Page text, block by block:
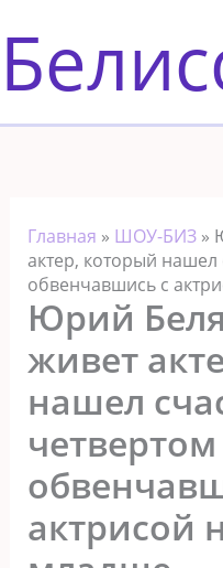
к
содержимому
Главная » ШОУ-БИЗ»
актер, который нашел
обвенчавшись с
Юрий
живет
нашел
актрисой